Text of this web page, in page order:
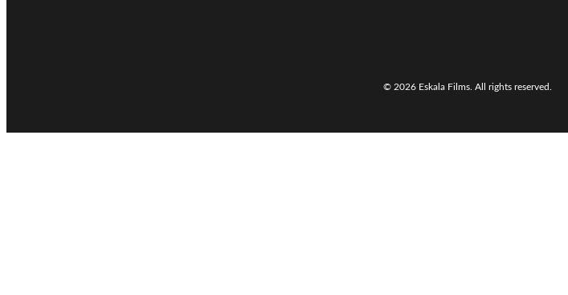
© 2026 Eskala Films. All rights reserved.